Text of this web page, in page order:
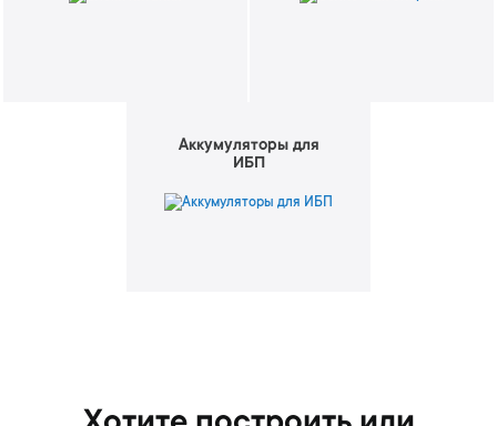
Аккумуляторы для
ИБП